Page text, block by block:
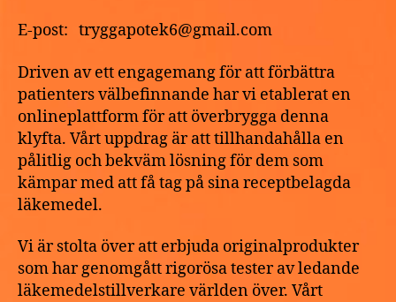
E-post: tryggapotek6@gmail.com
Driven av ett engagemang för att förbättra
patienters välbefinnande har vi etablerat en
onlineplattform för att överbrygga denna
klyfta. Vårt uppdrag är att tillhandahålla en
pålitlig och bekväm lösning för dem som
kämpar med att få tag på sina receptbelagda
läkemedel.
Vi är stolta över att erbjuda originalprodukter
som har genomgått rigorösa tester av ledande
läkemedelstillverkare världen över. Vårt